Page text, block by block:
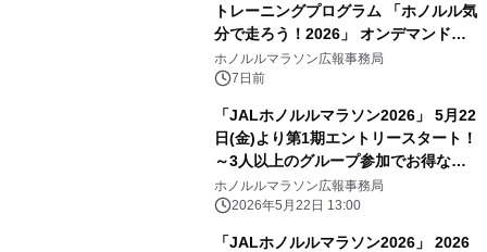
トレーニングプログラム 「ホノルル気
分で走ろう！2026」 オンデマンドチ
ャレンジを8月1日より公開
ホノルルマラソン広報事務局
7日前
「JALホノルルマラソン2026」 5月22
日(金)より第1期エントリースタート！
～3人以上のグループ参加でお得なキ
ャンペーン実施～
ホノルルマラソン広報事務局
2026年5月22日 13:00
「JALホノルルマラソン2026」 2026